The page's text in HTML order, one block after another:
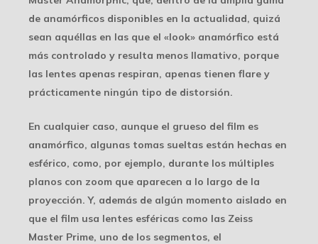
de anamórficos disponibles en la actualidad, quizá
sean aquéllas en las que el «look» anamórfico está
más controlado y resulta menos llamativo, porque
las lentes apenas respiran, apenas tienen flare y
prácticamente ningún tipo de distorsión.
En cualquier caso, aunque el grueso del film es
anamórfico, algunas tomas sueltas están hechas en
esférico, como, por ejemplo, durante los múltiples
planos con zoom que aparecen a lo largo de la
proyección. Y, además de algún momento aislado en
que el film usa lentes esféricas como las Zeiss
Master Prime, uno de los segmentos, el